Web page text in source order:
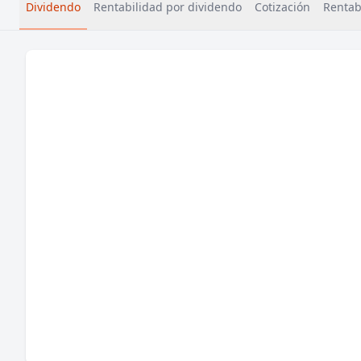
Dividendo Rentabilidad por dividendo Cotización